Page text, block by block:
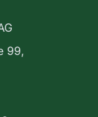
99,